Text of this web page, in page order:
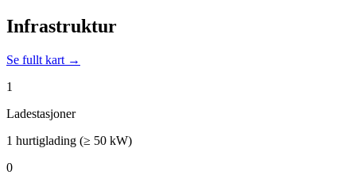
Infrastruktur
Se fullt kart →
1
Ladestasjoner
1 hurtiglading (≥ 50 kW)
0